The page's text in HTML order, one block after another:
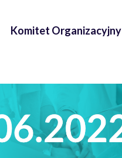
Komitet Organizacyjny